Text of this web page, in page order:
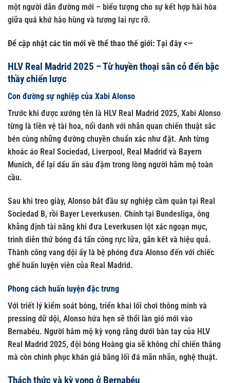
một người dẫn đường mới – biểu tượng cho sự kết hợp hài hòa
giữa quá khứ hào hùng và tương lai rực rỡ.
Để cập nhật các tin mới về thể thao thế giới: Tại đây <—
HLV Real Madrid 2025 – Từ huyền thoại sân cỏ đến bậc
thầy chiến lược
Con đường sự nghiệp của Xabi Alonso
Trước khi được xướng tên là HLV Real Madrid 2025, Xabi Alonso
từng là tiền vệ tài hoa, nổi danh với nhãn quan chiến thuật sắc
bén cùng những đường chuyền chuẩn xác như đặt. Anh từng
khoác áo Real Sociedad, Liverpool, Real Madrid và Bayern
Munich, để lại dấu ấn sâu đậm trong lòng người hâm mộ toàn
cầu.
Sau khi treo giày, Alonso bắt đầu sự nghiệp cầm quân tại Real
Sociedad B, rồi Bayer Leverkusen. Chính tại Bundesliga, ông
khẳng định tài năng khi đưa Leverkusen lột xác ngoạn mục,
trình diễn thứ bóng đá tấn công rực lửa, gắn kết và hiệu quả.
Thành công vang dội ấy là bệ phóng đưa Alonso đến với chiếc
ghế huấn luyện viên của Real Madrid.
Phong cách huấn luyện đặc trưng
Với triết lý kiểm soát bóng, triển khai lối chơi thông minh và
pressing dữ dội, Alonso hứa hẹn sẽ thổi làn gió mới vào
Bernabéu. Người hâm mộ kỳ vọng rằng dưới bàn tay của HLV
Real Madrid 2025, đội bóng Hoàng gia sẽ không chỉ chiến thắng
mà còn chinh phục khán giả bằng lối đá mãn nhãn, nghệ thuật.
Thách thức và kỳ vọng ở Bernabéu